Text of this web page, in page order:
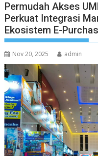
Permudah Akses
Perkuat Integrasi
Ekosistem E-
Nov 20, 2025 admin